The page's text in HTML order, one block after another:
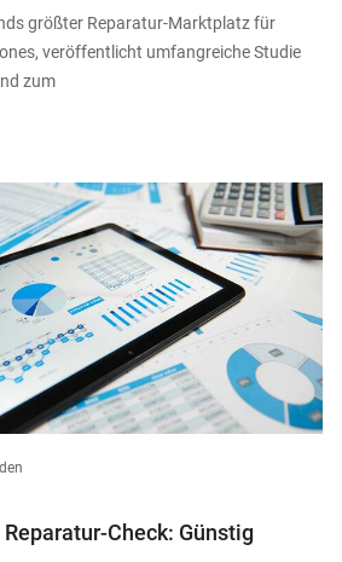
größter Reparatur-Marktplatz für
veröffentlicht umfangreiche Studie
zum
Check: Günstig